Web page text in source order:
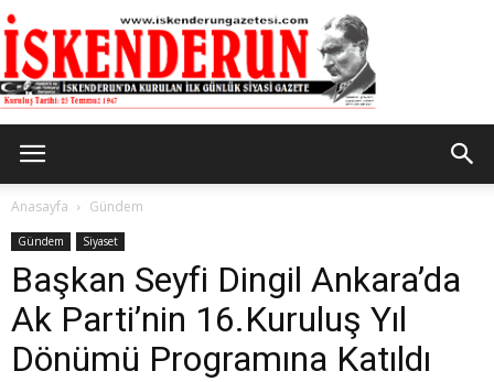
Gazetesi
Anasayfa Gündem
Gündem Siyaset
Başkan Seyfi Dingil Ankara’da
Ak Parti’nin 16.Kuruluş Yıl
Dönümü Programına Katıldı